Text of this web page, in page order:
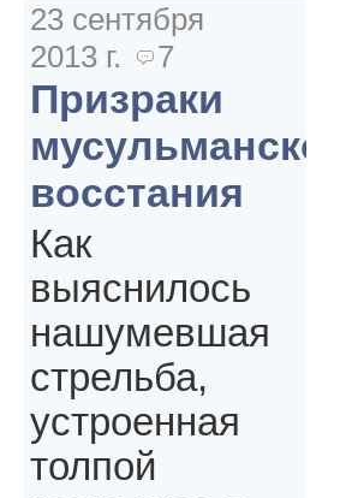
23 сентября
2013 г.
7
Призраки
мусульманского
восстания
Как
выяснилось
нашумевшая
стрельба,
устроенная
толпой